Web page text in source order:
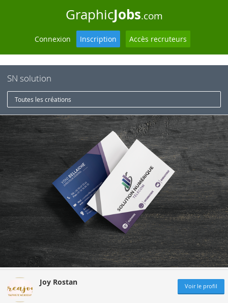
GraphicJobs.com
Connexion Inscription Accès recruteurs
SN solution
Toutes les créations
Joy Rostan Voir le profil